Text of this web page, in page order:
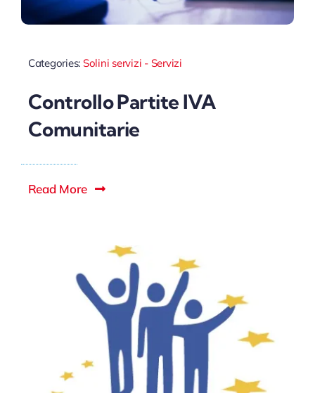
Categories: Solini servizi - Servizi
Controllo Partite IVA
Comunitarie
Read More